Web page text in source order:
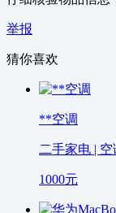
举报
猜你喜欢
**空调
二手家电 | 空
1000元